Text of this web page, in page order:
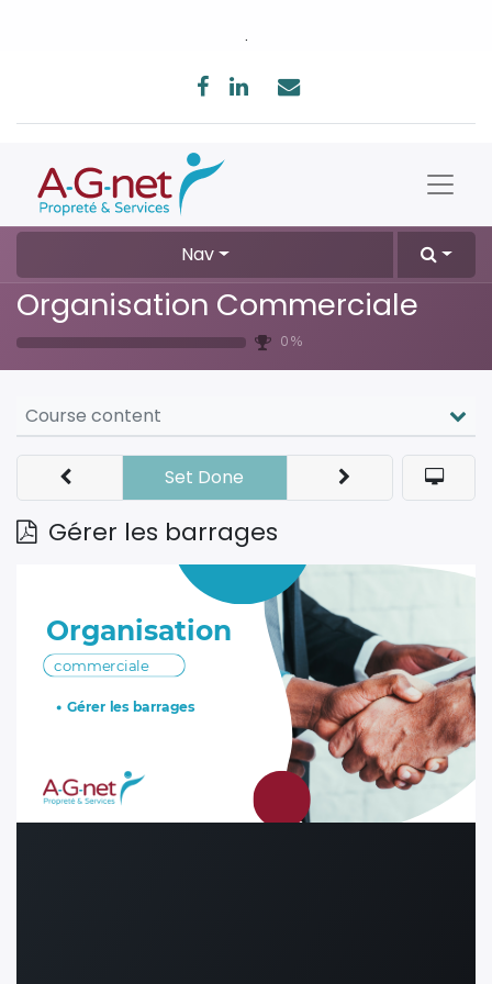
Nav
Organisation Commerciale
0 %
Course content
Gérer les barrages
Set Done